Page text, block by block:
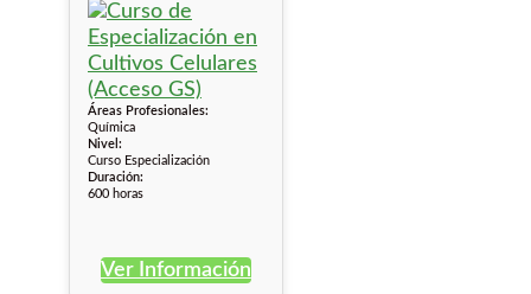
Áreas Profesionales:
Química
Nivel:
Curso Especialización
Duración:
600 horas
Ver Información